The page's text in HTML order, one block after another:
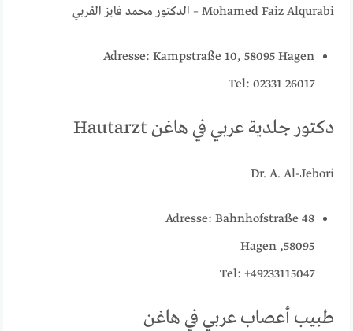
Mohamed Faiz Alqurabi – الدكتور محمد فايز القربي
Adresse: Kampstraße 10, 58095 Hagen
Tel: 02331 26017
دكتور جلدية عربي في هاغن Hautarzt
Dr. A. Al-Jebori
Adresse: Bahnhofstraße 48
58095, Hagen
Tel: +49233115047
طبيب أعصاب عربي في هاغن